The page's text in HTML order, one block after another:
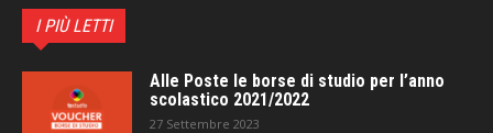
I PIÙ LETTI
Alle Poste le borse di studio per l’anno
scolastico 2021/2022
27 Settembre 2023